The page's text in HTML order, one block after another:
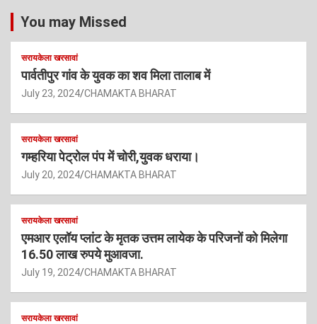
You may Missed
सरायकेला खरसावां
पार्वतीपुर गांव के युवक का शव मिला तालाब में
July 23, 2024 CHAMAKTA BHARAT
सरायकेला खरसावां
गम्हरिया पेट्रोल पंप में चोरी,युवक धराया।
July 20, 2024 CHAMAKTA BHARAT
सरायकेला खरसावां
एमआर एलॉय प्लांट के मृतक उत्तम लायेक के परिजनों को मिलेगा
16.50 लाख रुपये मुआवजा.
July 19, 2024 CHAMAKTA BHARAT
सरायकेला खरसावां